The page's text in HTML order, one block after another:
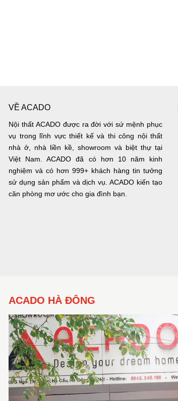
VỀ ACADO
Nội thất ACADO được ra đời với sứ mệnh phục
vụ trong lĩnh vực thiết kế và thi công nội thất
nhà ở, nhà liền kề, showroom và biệt thự tại
Việt Nam. ACADO đã có hơn 10 năm kinh
nghiệm và có hơn 999+ khách hàng tin tưởng
sử dụng sản phẩm và dịch vụ. ACADO kiến tạo
căn phòng mơ ước cho gia đình bạn.
ACADO HÀ ĐÔNG